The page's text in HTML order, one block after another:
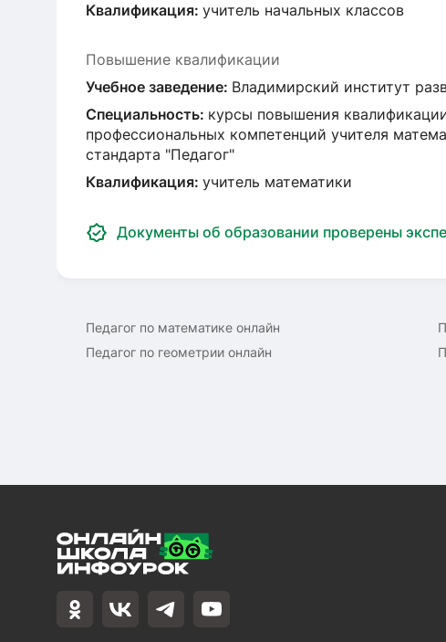
Квалификация: учитель начальных классов
Повышение квалификации
Учебное заведение: Владимирский институт
Специальность: курсы повышения
профессиональных компетенций учителя
стандарта "Педагог"
Квалификация: учитель математики
Документы об образовании проверены
Педагог по математике онлайн
Педагог по геометрии онлайн